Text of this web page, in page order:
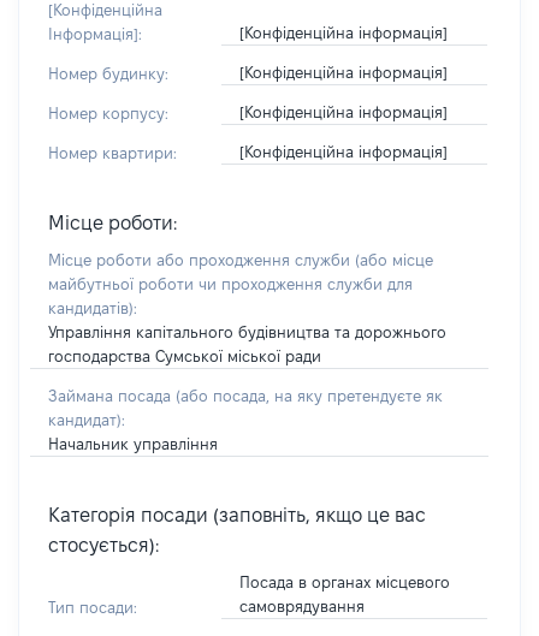
[Конфіденційна
Інформація]:
[Конфіденційна інформація]
Номер будинку: [Конфіденційна інформація]
Номер корпусу: [Конфіденційна інформація]
Номер квартири: [Конфіденційна інформація]
Місце роботи:
Місце роботи або проходження служби (або місце
майбутньої роботи чи проходження служби для
кандидатів):
Управління капітального будівництва та дорожнього
господарства Сумської міської ради
Займана посада (або посада, на яку претендуєте як
кандидат):
Начальник управління
Категорія посади (заповніть, якщо це вас
стосується):
Тип посади:
Посада в органах місцевого
самоврядування